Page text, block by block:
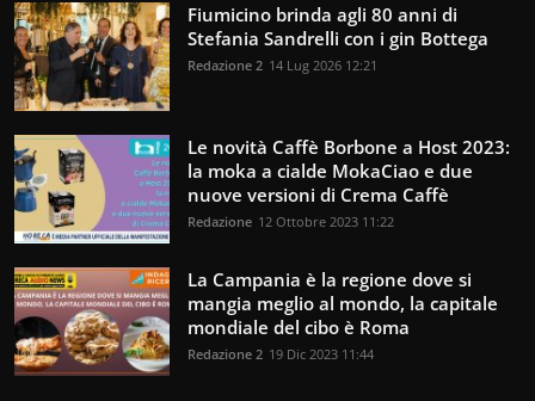
Fiumicino brinda agli 80 anni di
Stefania Sandrelli con i gin Bottega
Redazione 2 14 Lug 2026 12:21
Le novità Caffè Borbone a Host 2023:
la moka a cialde MokaCiao e due
nuove versioni di Crema Caffè
Redazione 12 Ottobre 2023 11:22
La Campania è la regione dove si
mangia meglio al mondo, la capitale
mondiale del cibo è Roma
Redazione 2 19 Dic 2023 11:44